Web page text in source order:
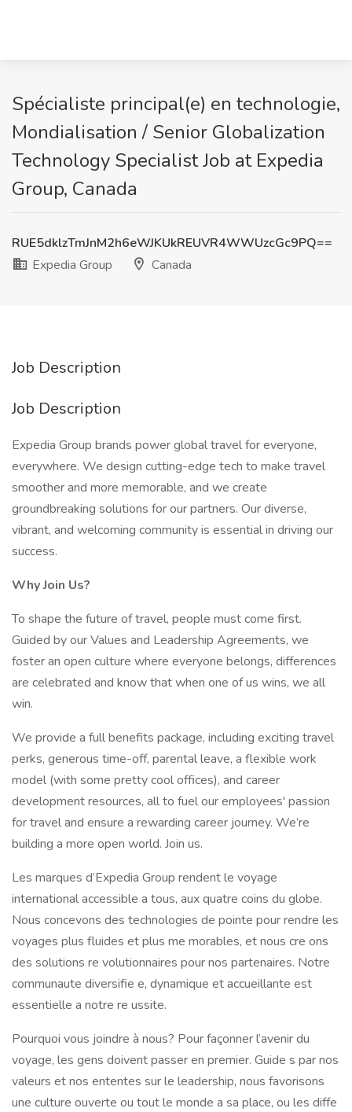
Spécialiste principal(e) en technologie,
Mondialisation / Senior Globalization
Technology Specialist Job at Expedia
Group, Canada
RUE5dklzTmJnM2h6eWJKUkREUVR4WWUzcGc9PQ==
Expedia Group
Canada
Job Description
Job Description
Expedia Group brands power global travel for everyone,
everywhere. We design cutting-edge tech to make travel
smoother and more memorable, and we create
groundbreaking solutions for our partners. Our diverse,
vibrant, and welcoming community is essential in driving our
success.
Why Join Us?
To shape the future of travel, people must come first.
Guided by our Values and Leadership Agreements, we
foster an open culture where everyone belongs, differences
are celebrated and know that when one of us wins, we all
win.
We provide a full benefits package, including exciting travel
perks, generous time-off, parental leave, a flexible work
model (with some pretty cool offices), and career
development resources, all to fuel our employees' passion
for travel and ensure a rewarding career journey. We’re
building a more open world. Join us.
Les marques d’Expedia Group rendent le voyage
international accessible a tous, aux quatre coins du globe.
Nous concevons des technologies de pointe pour rendre les
voyages plus fluides et plus me morables, et nous cre ons
des solutions re volutionnaires pour nos partenaires. Notre
communaute diversifie e, dynamique et accueillante est
essentielle a notre re ussite.
Pourquoi vous joindre à nous? Pour façonner l’avenir du
voyage, les gens doivent passer en premier. Guide s par nos
valeurs et nos ententes sur le leadership, nous favorisons
une culture ouverte ou tout le monde a sa place, ou les diffe